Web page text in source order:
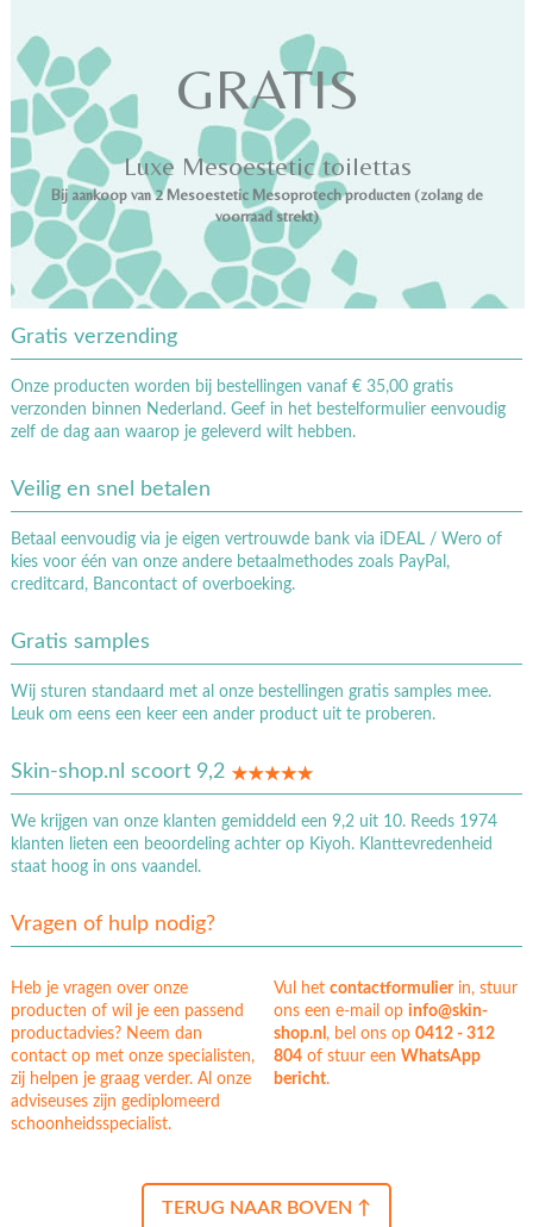
GRATIS
Luxe Mesoestetic toilettas
Bij aankoop van 2 Mesoestetic Mesoprotech producten (zolang de
voorraad strekt)
Gratis verzending
Onze producten worden bij bestellingen vanaf € 35,00 gratis
verzonden binnen Nederland. Geef in het bestelformulier eenvoudig
zelf de dag aan waarop je geleverd wilt hebben.
Veilig en snel betalen
Betaal eenvoudig via je eigen vertrouwde bank via iDEAL / Wero of
kies voor één van onze andere betaalmethodes zoals PayPal,
creditcard, Bancontact of overboeking.
Gratis samples
Wij sturen standaard met al onze bestellingen gratis samples mee.
Leuk om eens een keer een ander product uit te proberen.
Skin-shop.nl scoort 9,2
We krijgen van onze klanten gemiddeld een 9,2 uit 10. Reeds 1974
klanten lieten een beoordeling achter op Kiyoh. Klanttevredenheid
staat hoog in ons vaandel.
Vragen of hulp nodig?
Heb je vragen over onze
producten of wil je een passend
productadvies? Neem dan
contact op met onze specialisten,
zij helpen je graag verder. Al onze
adviseuses zijn gediplomeerd
schoonheidsspecialist.
Vul hetcontactformulierin, stuur
ons een e-mail opinfo@skin-
shop.nl, bel ons op0412 - 312
804 of stuur eenWhatsApp
bericht.
TERUG NAAR BOVEN ↑